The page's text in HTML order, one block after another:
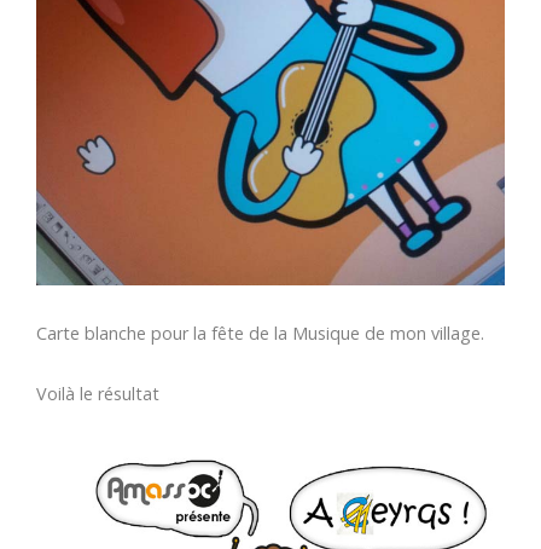
Carte blanche pour la fête de la Musique de mon village.
Voilà le résultat